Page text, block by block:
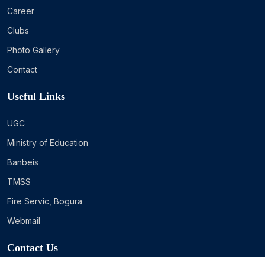
Career
Clubs
Photo Gallery
Contact
Useful Links
UGC
Ministry of Education
Banbeis
TMSS
Fire Servic, Bogura
Webmail
Contact Us